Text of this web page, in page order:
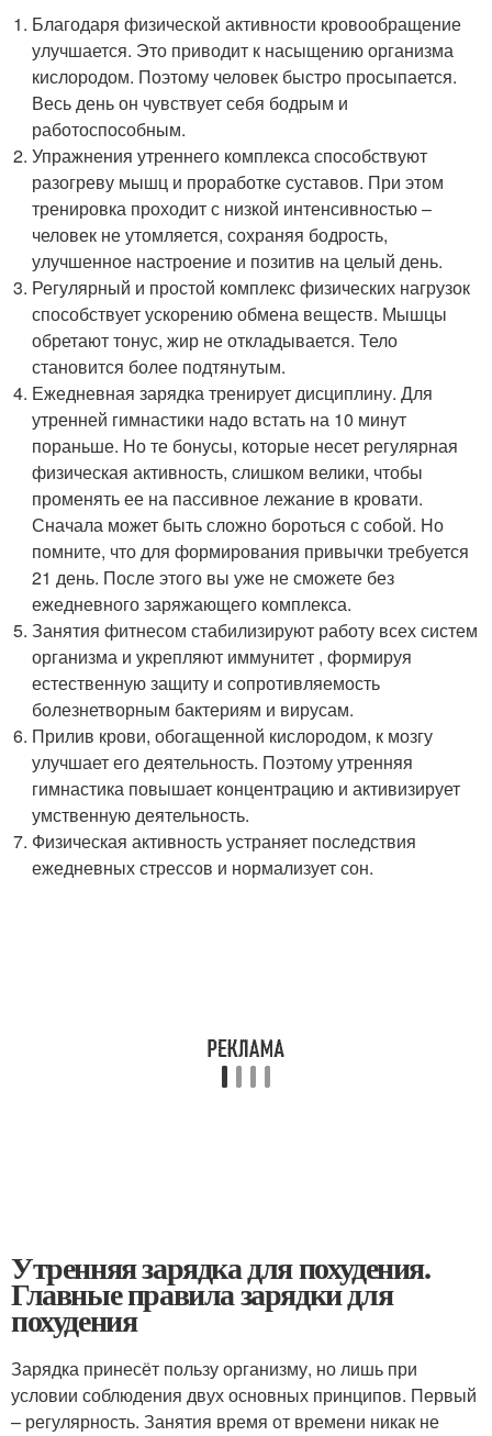
Благодаря физической активности кровообращение
улучшается. Это приводит к насыщению организма
кислородом. Поэтому человек быстро просыпается.
Весь день он чувствует себя бодрым и
работоспособным.
Упражнения утреннего комплекса способствуют
разогреву мышц и проработке суставов. При этом
тренировка проходит с низкой интенсивностью –
человек не утомляется, сохраняя бодрость,
улучшенное настроение и позитив на целый день.
Регулярный и простой комплекс физических нагрузок
способствует ускорению обмена веществ. Мышцы
обретают тонус, жир не откладывается. Тело
становится более подтянутым.
Ежедневная зарядка тренирует дисциплину. Для
утренней гимнастики надо встать на 10 минут
пораньше. Но те бонусы, которые несет регулярная
физическая активность, слишком велики, чтобы
променять ее на пассивное лежание в кровати.
Сначала может быть сложно бороться с собой. Но
помните, что для формирования привычки требуется
21 день. После этого вы уже не сможете без
ежедневного заряжающего комплекса.
Занятия фитнесом стабилизируют работу всех систем
организма и укрепляют иммунитет , формируя
естественную защиту и сопротивляемость
болезнетворным бактериям и вирусам.
Прилив крови, обогащенной кислородом, к мозгу
улучшает его деятельность. Поэтому утренняя
гимнастика повышает концентрацию и активизирует
умственную деятельность.
Физическая активность устраняет последствия
ежедневных стрессов и нормализует сон.
Утренняя зарядка для похудения.
Главные правила зарядки для
похудения
Зарядка принесёт пользу организму, но лишь при
условии соблюдения двух основных принципов. Первый
– регулярность. Занятия время от времени никак не